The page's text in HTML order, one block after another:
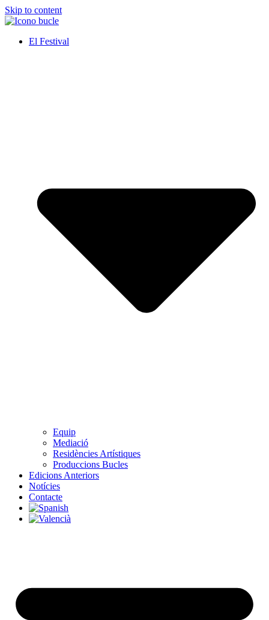
Skip to content
El Festival
Equip
Mediació
Residències Artístiques
Produccions Bucles
Edicions Anteriors
Notícies
Contacte